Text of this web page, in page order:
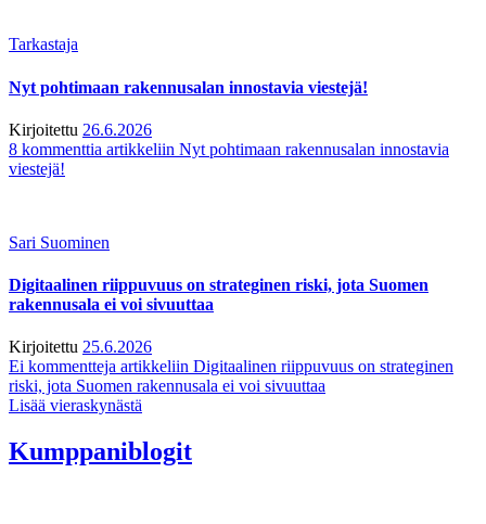
Tarkastaja
Nyt pohtimaan rakennusalan innostavia viestejä!
Kirjoitettu 26.6.2026
8 kommenttia artikkeliin Nyt pohtimaan rakennusalan innostavia
viestejä!
Sari Suominen
Digitaalinen riippuvuus on strateginen riski, jota Suomen
rakennusala ei voi sivuuttaa
Kirjoitettu 25.6.2026
Ei kommentteja artikkeliin Digitaalinen riippuvuus on strateginen
riski, jota Suomen rakennusala ei voi sivuuttaa
Lisää vieraskynästä
Kumppaniblogit